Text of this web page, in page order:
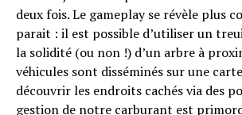
deux fois. Le gameplay se révèle plus
parait : il est possible d’utiliser un
la solidité (ou non !) d’un arbre à
véhicules sont disséminés sur une
découvrir les endroits cachés via des
gestion de notre carburant est